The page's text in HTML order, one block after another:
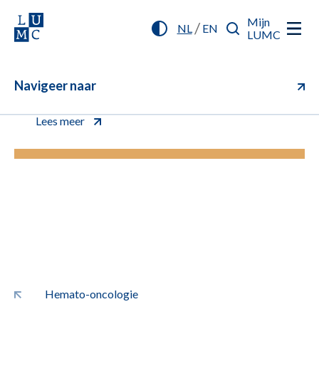
NL/ EN
Mijn
LUMC
Navigeer naar
U kunt vanaf nu online inchecken (aanmelden)
Lees meer
Hemato-oncologie